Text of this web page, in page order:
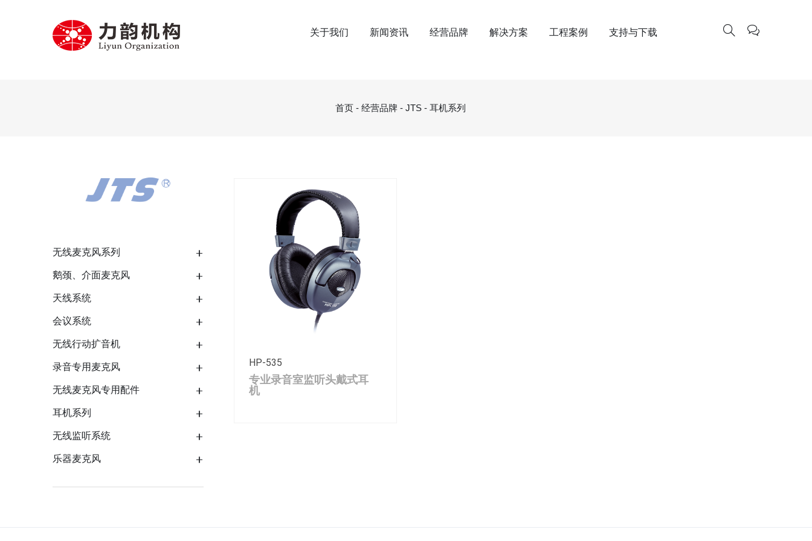
关于我们 新闻资讯 经营品牌 解决方案 工程案例 支持与下载
首页 - 经营品牌 - JTS - 耳机系列
HP-535
专业录音室监听头戴式耳
机
无线麦克风系列
鹅颈、介面麦克风
天线系统
会议系统
无线行动扩音机
录音专用麦克风
无线麦克风专用配件
耳机系列
无线监听系统
乐器麦克风